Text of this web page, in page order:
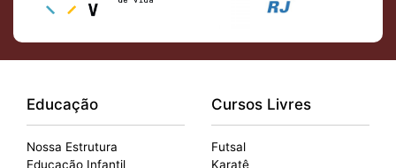
Educação
Nossa Estrutura
Educação Infantil
Cursos Livres
Futsal
Karatê